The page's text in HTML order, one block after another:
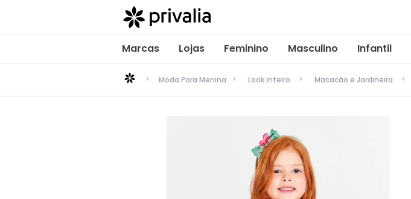
Marcas Lojas Feminino Masculino Infantil
Moda Para Menina Look Inteiro Macacão e Jardineira